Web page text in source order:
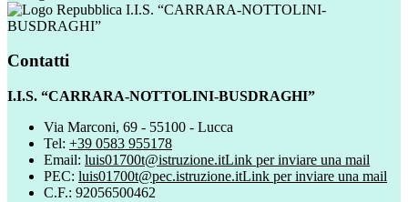
I.I.S. “CARRARA-NOTTOLINI-
BUSDRAGHI”
Contatti
I.I.S. “CARRARA-NOTTOLINI-BUSDRAGHI”
Via Marconi, 69 - 55100 - Lucca
Tel: +39 0583 955178
Email: luis01700t@istruzione.itLink per inviare una mail
PEC: luis01700t@pec.istruzione.itLink per inviare una mail
C.F.: 92056500462